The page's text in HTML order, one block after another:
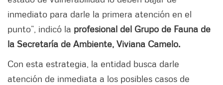
inmediato para darle la primera atención en el
punto”, indicó la profesional del Grupo de Fauna de
la Secretaría de Ambiente, Viviana Camelo.
Con esta estrategia, la entidad busca darle
atención de inmediata a los posibles casos de